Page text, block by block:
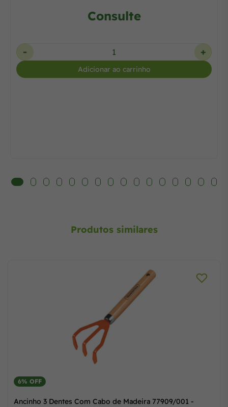
Consulte
- +
Adicionar ao carrinho
Produtos similares
6% OFF
Ancinho 3 Dentes Com Cabo de Madeira 77909/001 -